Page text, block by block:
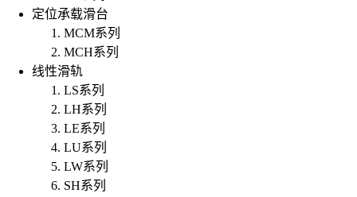
定位承载滑台
MCM系列
MCH系列
线性滑轨
LS系列
LH系列
LE系列
LU系列
LW系列
SH系列